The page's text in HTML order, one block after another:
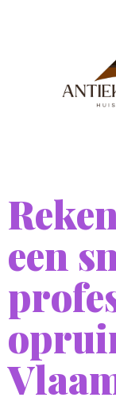
een